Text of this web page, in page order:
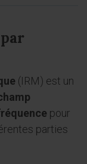
(IRM) est un
pour
parties